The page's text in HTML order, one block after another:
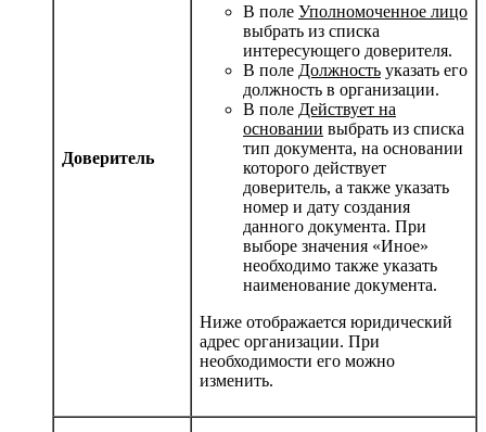
Доверитель
В поле Уполномоченное лицо
выбрать из списка
интересующего доверителя.
В поле Должность указать его
должность в организации.
В поле Действует на
основании выбрать из списка
тип документа, на основании
которого действует
доверитель, а также указать
номер и дату создания
данного документа. При
выборе значения «Иное»
необходимо также указать
наименование документа.
Ниже отображается юридический
адрес организации. При
необходимости его можно
изменить.